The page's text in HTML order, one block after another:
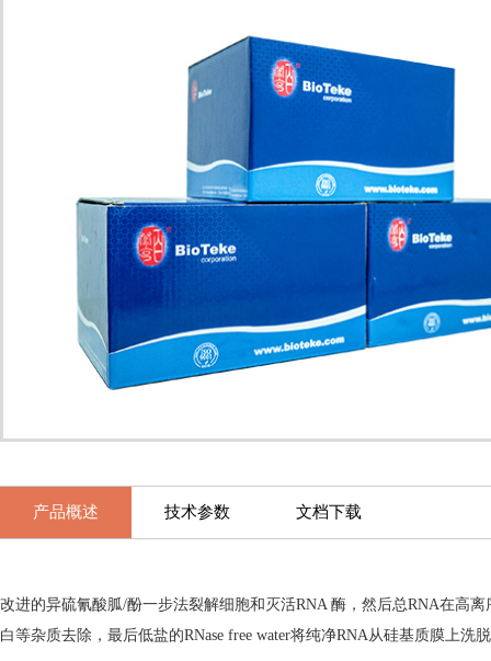
产品概述 技术参数 文档下载
改进的异硫氰酸胍/酚一步法裂解细胞和灭活RNA 酶，然后总RNA在高
白等杂质去除，最后低盐的RNase free water将纯净RNA从硅基质膜上洗